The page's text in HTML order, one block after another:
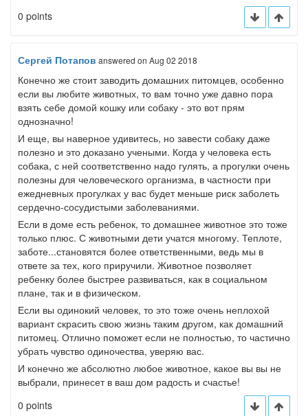
0 points
Сергей Потапов answered on Aug 02 2018
Конечно же стоит заводить домашних питомцев, особенно
если вы любите животных, то вам точно уже давно пора
взять себе домой кошку или собаку - это вот прям
однозначно!
И еще, вы наверное удивитесь, но завести собаку даже
полезно и это доказано учеными. Когда у человека есть
собака, с ней соответственно надо гулять, а прогулки очень
полезны для человеческого организма, в частности при
ежедневных прогулках у вас будет меньше риск заболеть
сердечно-сосудистыми заболеваниями.
Если в доме есть ребенок, то домашнее животное это тоже
только плюс. С животными дети учатся многому. Теплоте,
заботе...становятся более ответственными, ведь мы в
ответе за тех, кого приручили. Животное позволяет
ребенку более быстрее развиваться, как в социальном
плане, так и в физическом.
Если вы одинокий человек, то это тоже очень неплохой
вариант скрасить свою жизнь таким другом, как домашний
питомец. Отлично поможет если не полностью, то частично
убрать чувство одиночества, уверяю вас.
И конечно же абсолютно любое животное, какое вы вы не
выбрали, принесет в ваш дом радость и счастье!
0 points